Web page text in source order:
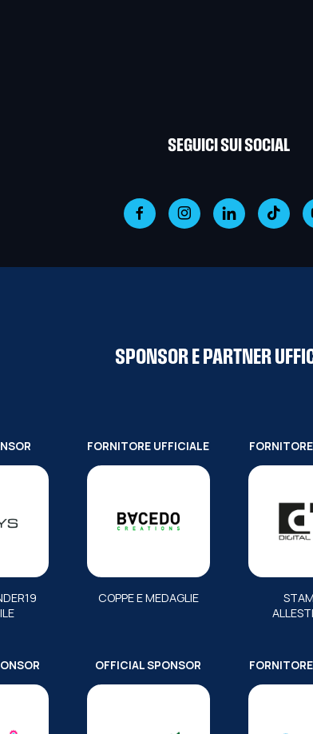
SEGUICI SUI SOCIAL
SPONSOR E PARTNER
FORNITORE UFFICIALE
COPPE E MEDAGLIE
OFFICIAL SPONSOR